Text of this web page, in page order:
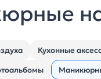
Кухонные